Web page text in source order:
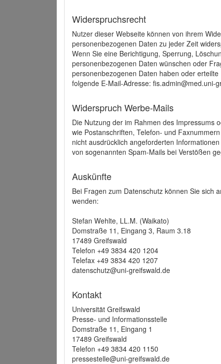
Widerspruchsrecht
Nutzer dieser Webseite können von ihrem
personenbezogenen Daten zu jeder Zeit
Wenn Sie eine Berichtigung, Sperrung,
personenbezogenen Daten wünschen oder
personenbezogenen Daten haben oder
folgende E-Mail-Adresse: fis.admin@med.uni-
Widerspruch Werbe-Mails
Die Nutzung der im Rahmen des Impressums
wie Postanschriften, Telefon- und
nicht ausdrücklich angeforderten
von sogenannten Spam-Mails bei Verstößen
Auskünfte
Bei Fragen zum Datenschutz können Sie sich
wenden:
Stefan Wehlte, LL.M. (Waikato)
Domstraße 11, Eingang 3, Raum 3.18
17489 Greifswald
Telefon +49 3834 420 1204
Telefax +49 3834 420 1207
datenschutz@uni-greifswald.de
Kontakt
Universität Greifswald
Presse- und Informationsstelle
Domstraße 11, Eingang 1
17489 Greifswald
Telefon +49 3834 420 1150
pressestelle@uni-greifswald.de